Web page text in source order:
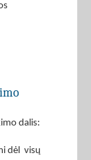
dalis:
dėl visų